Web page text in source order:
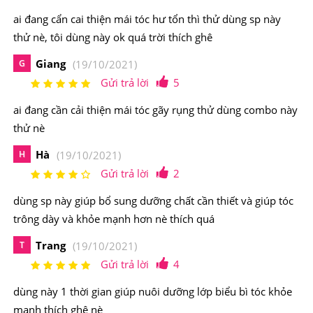
Bộ Đôi Dầu Gội & Dầu Dưỡng Queen Perfume thích ứng
với mọi loại da đầu
2.Queen Perfume Bộ Đôi Dầu Gội & Dầu Dưỡng
Từ Nhân Sâm Hàn Quốc Có Nguồn Gốc Xuất Xứ
ai đang cẩn cai thiện mái tóc hư tổn thì thử dùng sp này
thử nè, tôi dùng này ok quá trời thích ghê
G Giang (19/10/2021)
Gửi trả lời
5
ai đang cần cải thiện mái tóc gãy rụng thử dùng combo này
thử nè
H Hà (19/10/2021)
Gửi trả lời
2
dùng sp này giúp bổ sung dưỡng chất cần thiết và giúp tóc
trông dày và khỏe mạnh hơn nè thích quá
T Trang (19/10/2021)
Gửi trả lời
4
dùng này 1 thời gian giúp nuôi dưỡng lớp biểu bì tóc khỏe
mạnh thích ghê nè